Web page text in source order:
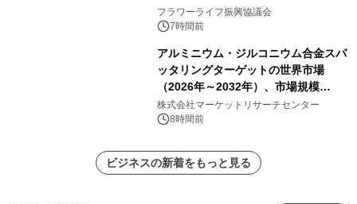
フラワーライフ振興協議会
7時間前
アルミニウム・ジルコニウム合金スパ
ッタリングターゲットの世界市場
（2026年～2032年）、市場規模
（0.995、0.999、その他）・分析レポ
ートを発表
株式会社マーケットリサーチセンター
8時間前
ビジネスの新着をもっと見る